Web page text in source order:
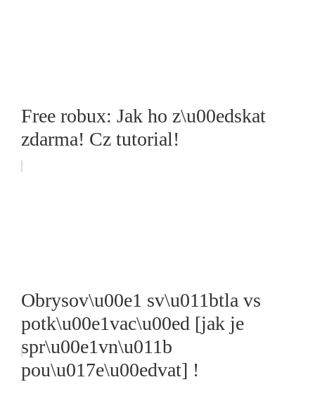
Free robux: Jak ho z\u00edskat
zdarma! Cz tutorial!
Obrysov\u00e1 sv\u011btla vs
potk\u00e1vac\u00ed [jak je
spr\u00e1vn\u011b
pou\u017e\u00edvat] !